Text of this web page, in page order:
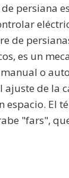
persiana
de
es un
o
ajuste de la
espacio. El
"fars",